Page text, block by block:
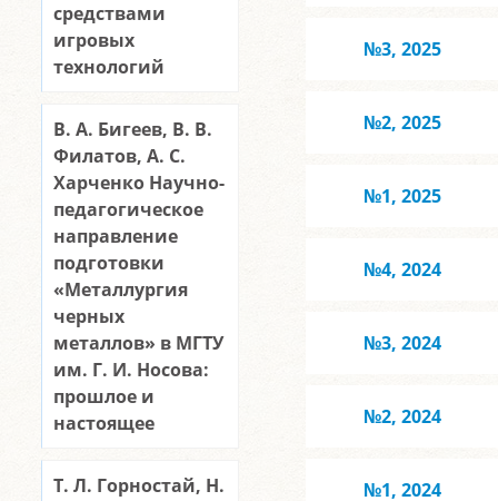
средствами
игровых
технологий
В. А. Бигеев, В. В.
Филатов, А. С.
Харченко Научно-
педагогическое
направление
подготовки
«Металлургия
черных
металлов» в МГТУ
им. Г. И. Носова:
прошлое и
настоящее
Т. Л. Горностай, Н.
№3, 2025
№2, 2025
№1, 2025
№4, 2024
№3, 2024
№2, 2024
№1, 2024